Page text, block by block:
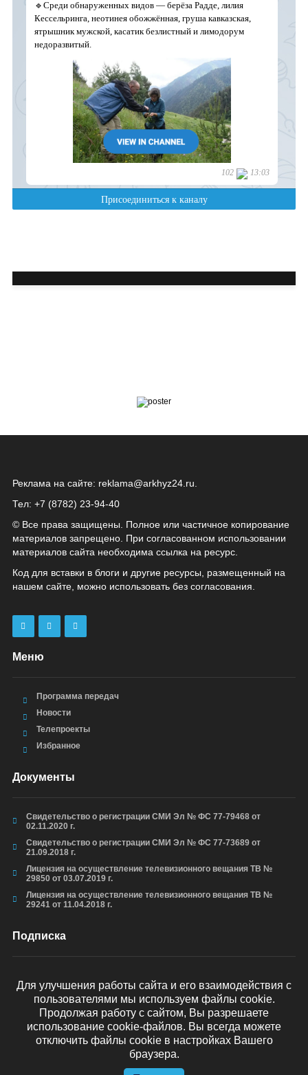
Реклама на сайте: reklama@arkhyz24.ru
Тел: +7 (8782) 23‑94‑40
© Все права защищены. Полное или частичное копирование
материалов запрещено. При согласованном использовании
материалов сайта необходима ссылка на ресурс.
Код для вставки в блоги и другие ресурсы, размещенный на
нашем сайте, можно использовать без согласования.
Меню
Программа передач
Новости
Телепроекты
Избранное
Документы
Свидетельство о регистрации СМИ Эл № ФС 77-79468 от
02.11.2020 г.
Свидетельство о регистрации СМИ Эл № ФС 77-73689 от
21.09.2018 г.
Лицензия на осуществление телевизионного вещания ТВ №
29850 от 03.07.2019 г.
Лицензия на осуществление телевизионного вещания ТВ №
29241 от 11.04.2018 г.
Подписка
ОТПРАВИТЬ
Для улучшения работы сайта и его взаимодействия с
пользователями мы используем файлы cookie.
Продолжая работу с сайтом, Вы разрешаете
использование cookie-файлов. Вы всегда можете
отключить файлы cookie в настройках Вашего
браузера.